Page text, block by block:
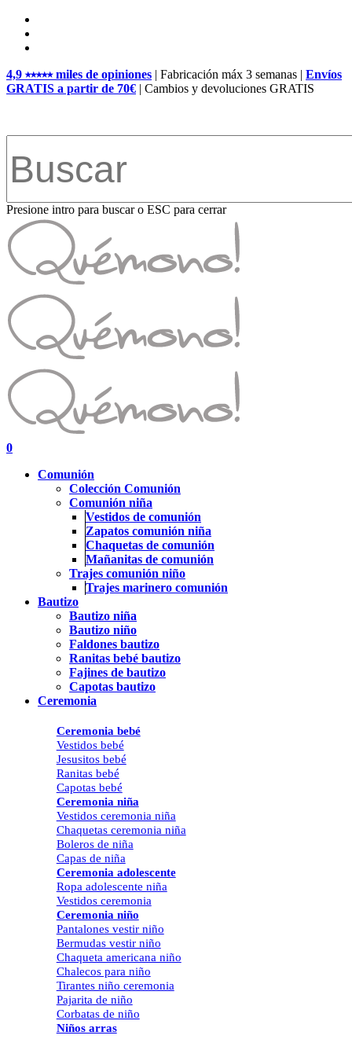
Skip
main
4,9 ⭑⭑⭑⭑⭑ miles de opiniones | Fabricación máx 3 semanas | Envíos
GRATIS a partir de 70€ | Cambios y devoluciones GRATIS
Presione intro para buscar o ESC para cerrar
Close
Search
search
account
0
Comunión
Colección Comunión
Comunión niña
Vestidos de comunión
Zapatos comunión niña
Chaquetas de comunión
Mañanitas de comunión
Trajes comunión niño
Trajes marinero comunión
Bautizo
Bautizo niña
Bautizo niño
Faldones bautizo
Ranitas bebé bautizo
Fajines de bautizo
Capotas bautizo
Ceremonia
Ceremonia bebé
Vestidos bebé
Jesusitos bebé
Ranitas bebé
Capotas bebé
Ceremonia niña
Vestidos ceremonia niña
Chaquetas ceremonia niña
Boleros de niña
Capas de niña
Ceremonia adolescente
Ropa adolescente niña
Vestidos ceremonia
Ceremonia niño
Pantalones vestir niño
Bermudas vestir niño
Chaqueta americana niño
Chalecos para niño
Tirantes niño ceremonia
Pajarita de niño
Corbatas de niño
Niños arras